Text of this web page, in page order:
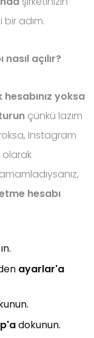
adım.
açılır?
yoksa
çünkü lazım
Instagram
hesabı
ayarlar'a
dokunun.